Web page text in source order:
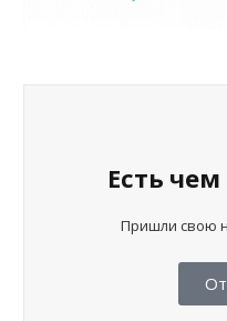
Есть
Пришли свою